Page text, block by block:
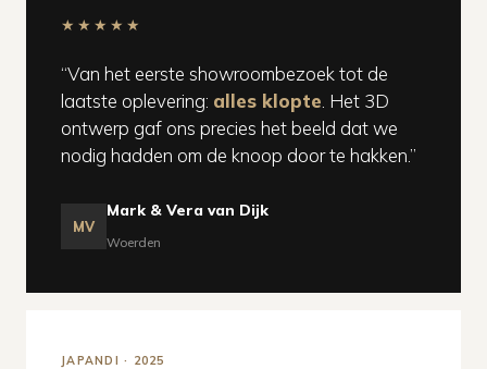
★★★★★
“Van het eerste showroombezoek tot de
laatste oplevering: alles klopte . Het 3D
ontwerp gaf ons precies het beeld dat we
nodig hadden om de knoop door te hakken.”
MV
Mark & Vera van Dijk
Woerden
JAPANDI · 2025